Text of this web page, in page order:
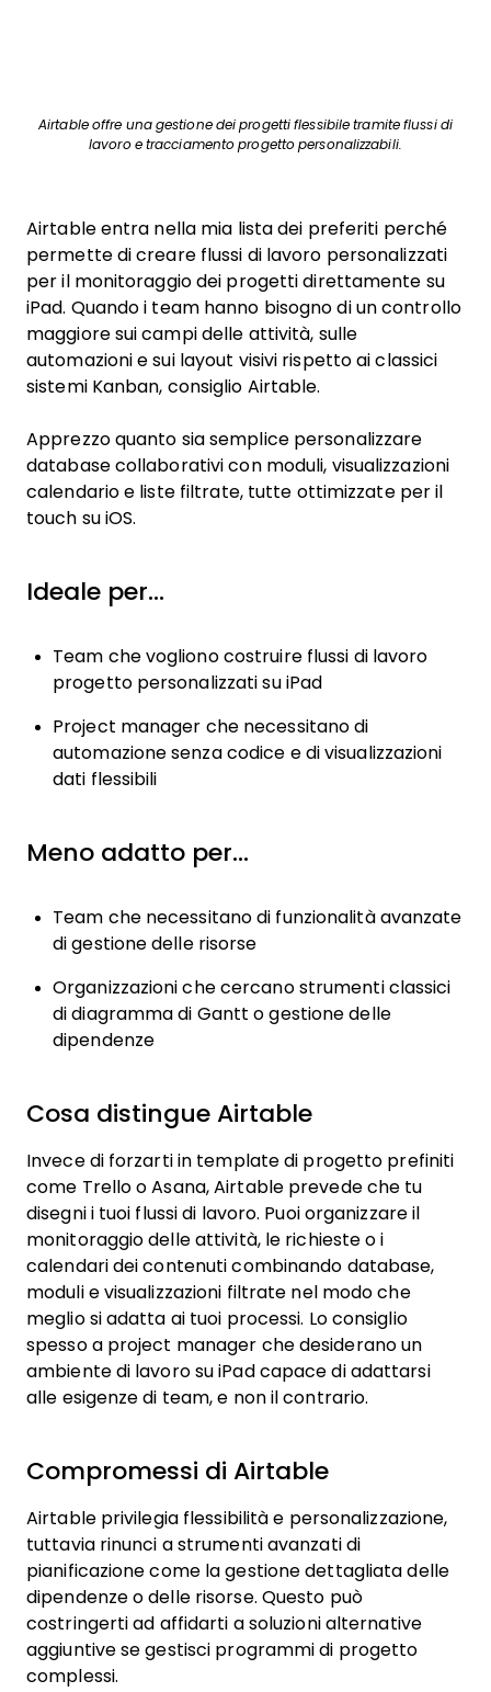
Airtable offre una gestione dei progetti flessibile tramite flussi di
lavoro e tracciamento progetto personalizzabili.
Airtable entra nella mia lista dei preferiti perché
permette di creare flussi di lavoro personalizzati
per il monitoraggio dei progetti direttamente su
iPad. Quando i team hanno bisogno di un controllo
maggiore sui campi delle attività, sulle
automazioni e sui layout visivi rispetto ai classici
sistemi Kanban, consiglio Airtable.
Apprezzo quanto sia semplice personalizzare
database collaborativi con moduli, visualizzazioni
calendario e liste filtrate, tutte ottimizzate per il
touch su iOS.
Ideale per…
Team che vogliono costruire flussi di lavoro
progetto personalizzati su iPad
Project manager che necessitano di
automazione senza codice e di visualizzazioni
dati flessibili
Meno adatto per…
Team che necessitano di funzionalità avanzate
di gestione delle risorse
Organizzazioni che cercano strumenti classici
di diagramma di Gantt o gestione delle
dipendenze
Cosa distingue Airtable
Invece di forzarti in template di progetto prefiniti
come Trello o Asana, Airtable prevede che tu
disegni i tuoi flussi di lavoro. Puoi organizzare il
monitoraggio delle attività, le richieste o i
calendari dei contenuti combinando database,
moduli e visualizzazioni filtrate nel modo che
meglio si adatta ai tuoi processi. Lo consiglio
spesso a project manager che desiderano un
ambiente di lavoro su iPad capace di adattarsi
alle esigenze di team, e non il contrario.
Compromessi di Airtable
Airtable privilegia flessibilità e personalizzazione,
tuttavia rinunci a strumenti avanzati di
pianificazione come la gestione dettagliata delle
dipendenze o delle risorse. Questo può
costringerti ad affidarti a soluzioni alternative
aggiuntive se gestisci programmi di progetto
complessi.